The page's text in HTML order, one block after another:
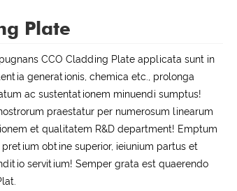
Plate
CCO Cladding Plate applicata sunt in
generationis, chemica etc., prolonga
ac sustentationem minuendi sumptus!
praestatur per numerosum linearum
et qualitatem R&D department! Emptum
obtine superior, ieiunium partus et
servitium! Semper grata est quaerendo